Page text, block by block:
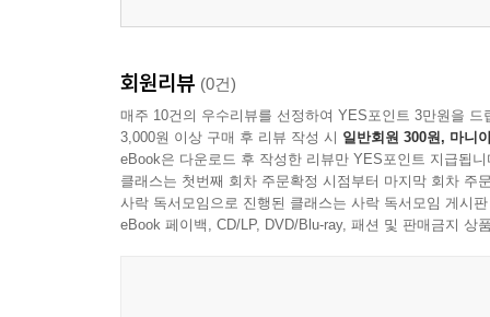
회원리뷰 (0건)
매주 10건의 우수리뷰를 선정하여 YES포인트 3만원을 드
3,000원 이상 구매 후 리뷰 작성 시 일반회원 300원, 마니
eBook은 다운로드 후 작성한 리뷰만 YES포인트 지급됩니
클래스는 첫번째 회차 주문확정 시점부터 마지막 회차 주
사락 독서모임으로 진행된 클래스는 사락 독서모임 게시
eBook 페이백, CD/LP, DVD/Blu-ray, 패션 및 판매금지 상